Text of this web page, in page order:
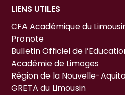
LIENS UTILES
CFA Académique du
Pronote
Bulletin Officiel de
Académie de Limoges
Région de la Nouvelle-
GRETA du Limousin